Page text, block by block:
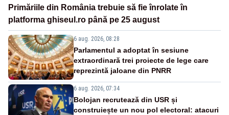
Primăriile din România trebuie să fie înrolate în
platforma ghiseul.ro până pe 25 august
6 aug. 2026, 08:28
Parlamentul a adoptat în sesiune
extraordinară trei proiecte de lege care
reprezintă jaloane din PNRR
6 aug. 2026, 07:34
Bolojan recrutează din USR și
construiește un nou pol electoral: atacuri